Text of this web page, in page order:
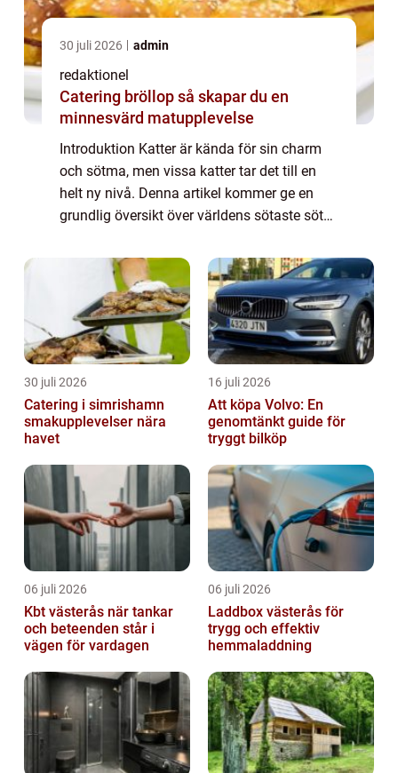
30 juli 2026 admin
redaktionel
Catering bröllop så skapar du en
minnesvärd matupplevelse
Introduktion Katter är kända för sin charm
och sötma, men vissa katter tar det till en
helt ny nivå. Denna artikel kommer ge en
grundlig översikt över världens sötaste söta
kommer att utforska olika typer ...
30 juli 2026
Catering i simrishamn
smakupplevelser nära
havet
16 juli 2026
Att köpa Volvo: En
genomtänkt guide för
tryggt bilköp
06 juli 2026
Kbt västerås när tankar
och beteenden står i
vägen för vardagen
06 juli 2026
Laddbox västerås för
trygg och effektiv
hemmaladdning